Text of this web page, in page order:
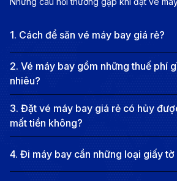
càng phổ biến, nhộn nhịp, giúp
chọn được hành trình ưng ý nhất
Tìm kiếm
vé máy bay đi Sri Lanka
dàng chọn được nhiều chuyến bay
thẳng đến Sri Lanka và thay vào
từ 1 – 2 điểm dừng được khai thác
hành từ Hà Nội, TpHCM hay Đà
1. Cách để săn vé máy bay giá rẻ?
2. Vé máy bay gồm những thuế phí
nhiêu?
3. Đặt vé máy bay giá rẻ có hủy
mất tiền không?
4. Đi máy bay cần những loại giấy tờ